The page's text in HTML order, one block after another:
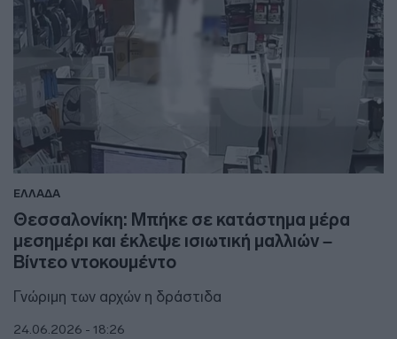
ΕΛΛΑΔΑ
Θεσσαλονίκη: Μπήκε σε κατάστημα μέρα
μεσημέρι και έκλεψε ισιωτική μαλλιών –
Βίντεο ντοκουμέντο
Γνώριμη των αρχών η δράστιδα
24.06.2026 - 18:26